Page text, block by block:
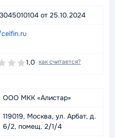
от 25.10.2024
1,0 как считается?
ООО МКК «Алистар»
119019, Москва, ул. Арбат, д.
6/2, помещ. 2/1/4